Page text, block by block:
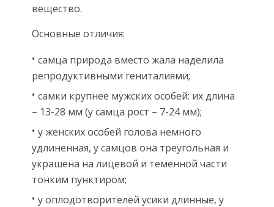
вещество.
Основные отличия:
самца природа вместо жала наделила
репродуктивными гениталиями;
самки крупнее мужских особей: их длина
– 13-28 мм (у самца рост – 7-24 мм);
у женских особей голова немного
удлиненная, у самцов она треугольная и
украшена на лицевой и теменной части
тонким пунктиром;
у оплодотворителей усики длинные, у